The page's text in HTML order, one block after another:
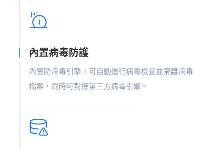
內置病毒防護
內置防病毒引擎，可自動進行病毒檢查並隔離病毒
檔案，同時可對接第三方病毒引擎。